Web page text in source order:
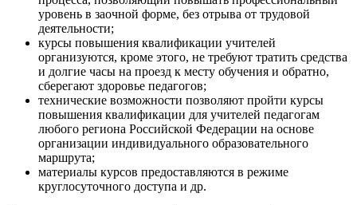
уровень в заочной форме, без отрыва от трудовой
деятельности;
курсы повышения квалификации учителей
организуются, кроме этого, не требуют тратить средства
и долгие часы на проезд к месту обучения и обратно,
сберегают здоровье педагогов;
технические возможности позволяют пройти курсы
повышения квалификации для учителей педагогам
любого региона Российской Федерации на основе
организации индивидуального образовательного
маршрута;
материалы курсов предоставляются в режиме
круглосуточного доступа и др.